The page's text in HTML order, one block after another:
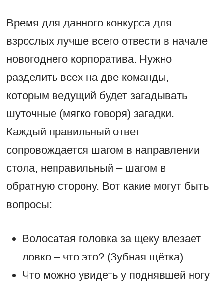
Время для данного конкурса для
взрослых лучше всего отвести в начале
новогоднего корпоратива. Нужно
разделить всех на две команды,
которым ведущий будет загадывать
шуточные (мягко говоря) загадки.
Каждый правильный ответ
сопровождается шагом в направлении
стола, неправильный – шагом в
обратную сторону. Вот какие могут быть
вопросы:
Волосатая головка за щеку влезает
ловко – что это? (Зубная щётка).
Что можно увидеть у поднявшей ногу